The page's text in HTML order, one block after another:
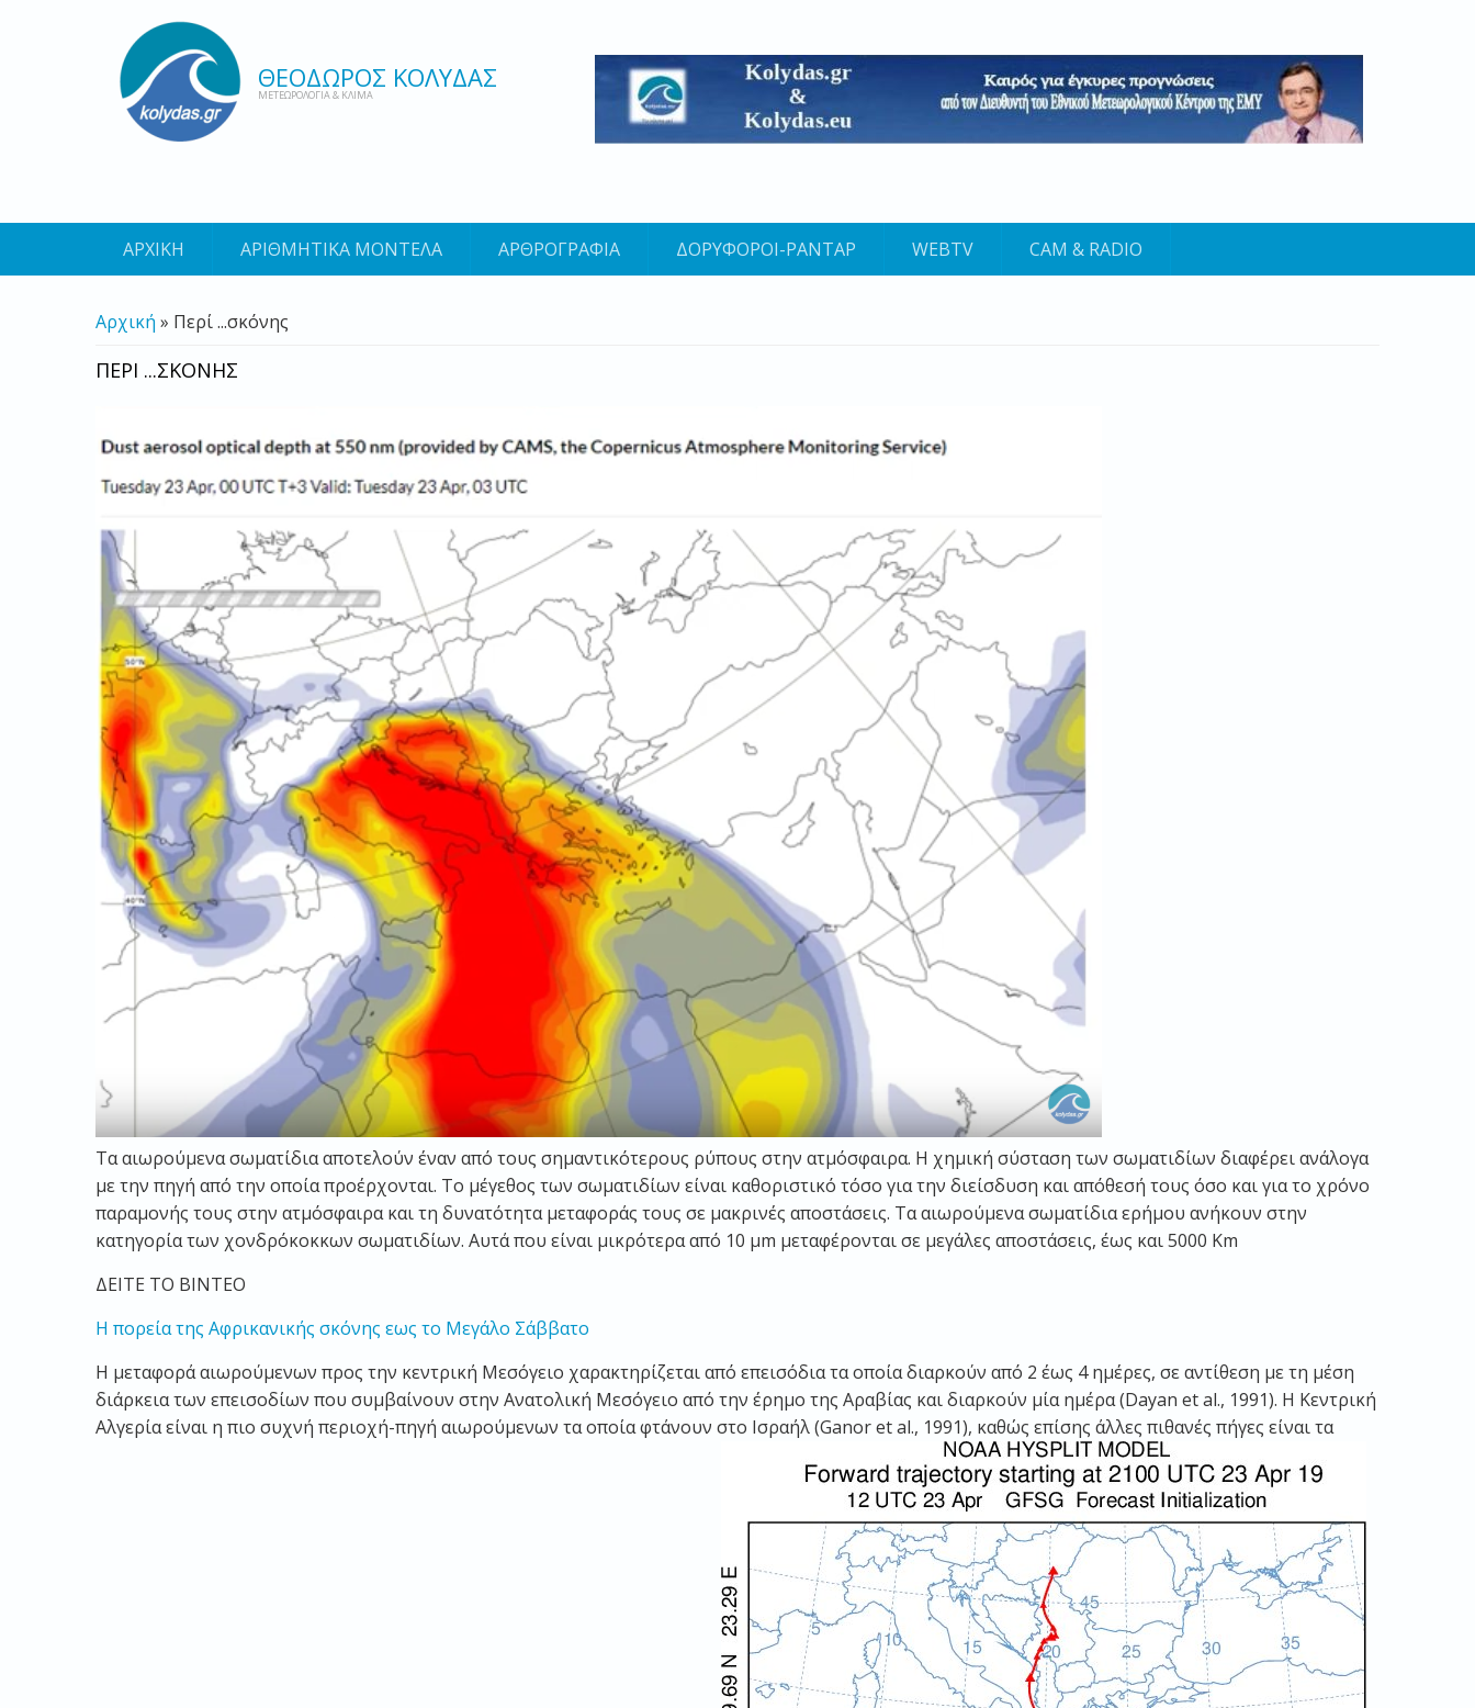
ΘΕΟΔΩΡΟΣ ΚΟΛΥΔΑΣ
ΜΕΤΕΩΡΟΛΟΓΙΑ & ΚΛΙΜΑ
ΑΡΧΙΚΗ ΑΡΙΘΜΗΤΙΚΑ ΜΟΝΤΕΛΑ ΑΡΘΡΟΓΡΑΦΙΑ ΔΟΡΥΦΟΡΟΙ-ΡΑΝΤΑΡ WEBTV CAM & RADIO
ΕΙΣΤΕ ΕΔΩ
Αρχική » Περί ...σκόνης
ΠΕΡΙ ...ΣΚΟΝΗΣ
Τα αιωρούμενα σωματίδια αποτελούν έναν από τους σημαντικότερους ρύπους στην ατμόσφαιρα. Η χημική σύσταση των σωματιδίων διαφέρει ανάλογα
με την πηγή από την οποία προέρχονται. Το μέγεθος των σωματιδίων είναι καθοριστικό τόσο για την διείσδυση και απόθεσή τους όσο και για το χρόνο
παραμονής τους στην ατμόσφαιρα και τη δυνατότητα μεταφοράς τους σε μακρινές αποστάσεις. Τα αιωρούμενα σωματίδια ερήμου ανήκουν στην
κατηγορία των χονδρόκοκκων σωματιδίων. Αυτά που είναι μικρότερα από 10 μm μεταφέρονται σε μεγάλες αποστάσεις, έως και 5000 Km
ΔΕΙΤΕ ΤΟ ΒΙΝΤΕΟ
Η πορεία της Αφρικανικής σκόνης εως το Μεγάλο Σάββατο
Η μεταφορά αιωρούμενων προς την κεντρική Μεσόγειο χαρακτηρίζεται από επεισόδια τα οποία διαρκούν από 2 έως 4 ημέρες, σε αντίθεση με τη μέση
διάρκεια των επεισοδίων που συμβαίνουν στην Ανατολική Μεσόγειο από την έρημο της Αραβίας και διαρκούν μία ημέρα (Dayan et al., 1991). Η Κεντρική
Αλγερία είναι η πιο συχνή περιοχή-πηγή αιωρούμενων τα οποία φτάνουν στο Ισραήλ (Ganor et al., 1991), καθώς επίσης άλλες πιθανές πήγες είναι τα